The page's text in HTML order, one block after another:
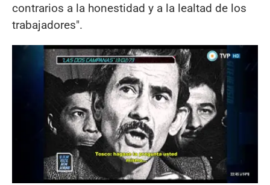
contrarios a la honestidad y a la lealtad de los
trabajadores".